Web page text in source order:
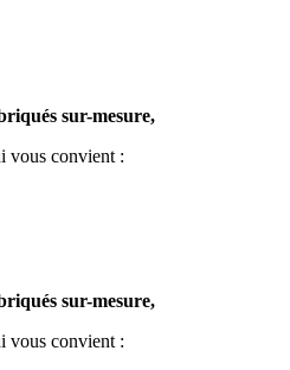
sur-mesure,
vous convient :
sur-mesure,
vous convient :